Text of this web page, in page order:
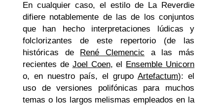
En cualquier caso, el estilo de La Reverdie
difiere notablemente de las de los conjuntos
que han hecho interpretaciones lúdicas y
folclorizantes de este repertorio (de las
históricas de René Clemencic a las más
recientes de Joel Coen, el Ensemble Unicorn
o, en nuestro país, el grupo Artefactum): el
uso de versiones polifónicas para muchos
temas o los largos melismas empleados en la